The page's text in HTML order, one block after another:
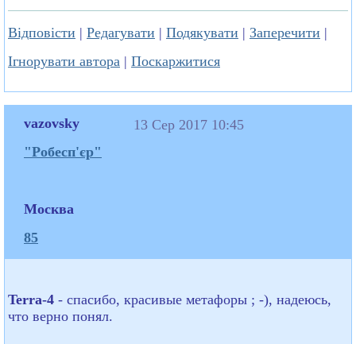
Відповісти | Редагувати | Подякувати | Заперечити |
Ігнорувати автора | Поскаржитися
vazovsky
"Робесп'єр"
Москва
85
13 Сер 2017 10:45
Terra-4 - спасибо, красивые метафоры ; -), надеюсь,
что верно понял.